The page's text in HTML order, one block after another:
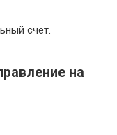
счет.
на